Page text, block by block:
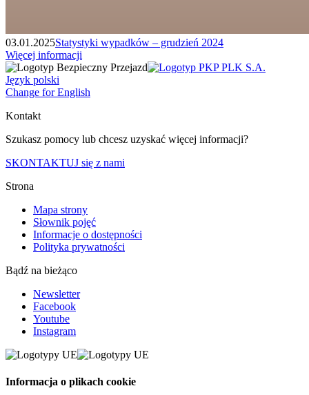
03.01.2025Statystyki wypadków – grudzień 2024
Więcej informacji
Język polski
Change for English
Kontakt
Szukasz pomocy lub chcesz uzyskać więcej informacji?
SKONTAKTUJ się z nami
Strona
Mapa strony
Słownik pojęć
Informacje o dostępności
Polityka prywatności
Bądź na bieżąco
Newsletter
Facebook
Youtube
Instagram
Informacja o plikach cookie